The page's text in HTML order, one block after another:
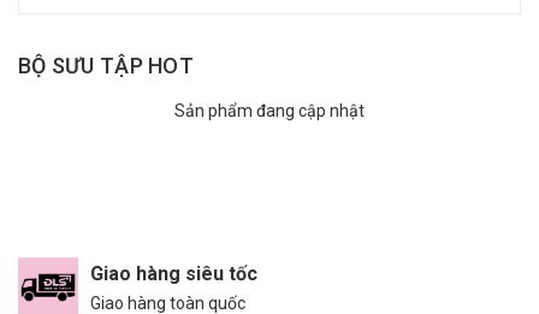
BỘ SƯU TẬP HOT
Sản phẩm đang cập nhật
Giao hàng siêu tốc
Giao hàng toàn quốc